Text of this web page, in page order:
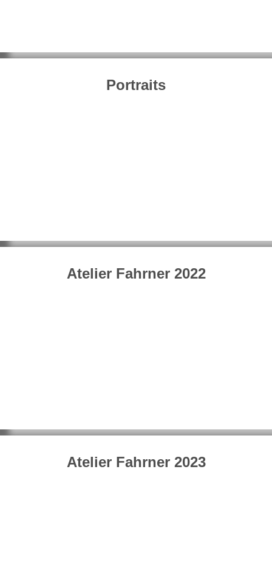
Portraits
Atelier Fahrner 2022
Atelier Fahrner 2023